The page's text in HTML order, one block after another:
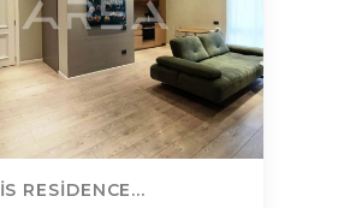
RESİDENCE...